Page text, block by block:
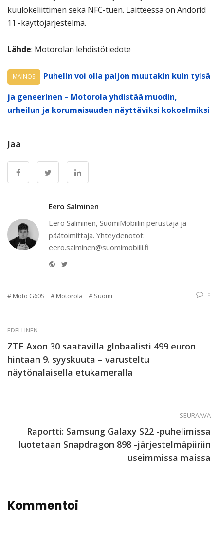
kuulokeliittimen sekä NFC-tuen. Laitteessa on Andorid
11 -käyttöjärjestelmä.
Lähde: Motorolan lehdistötiedote
MAINOS
Puhelin voi olla paljon muutakin kuin tylsä
ja geneerinen – Motorola yhdistää muodin,
urheilun ja korumaisuuden näyttäviksi kokoelmiksi
Jaa
Eero Salminen
Eero Salminen, SuomiMobiilin perustaja ja
päätoimittaja. Yhteydenotot:
eero.salminen@suomimobiili.fi
Website
Moto G60S Motorola Suomi 0
EDELLINEN
ZTE Axon 30 saatavilla globaalisti 499 euron
hintaan 9. syyskuuta – varusteltu
näytönalaisella etukameralla
SEURAAVA
Raportti: Samsung Galaxy S22 -puhelimissa
luotetaan Snapdragon 898 -järjestelmäpiiriin
useimmissa maissa
Kommentoi